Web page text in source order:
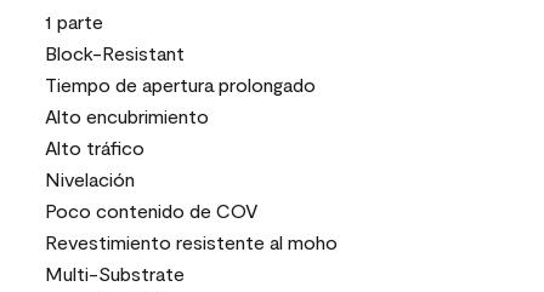
1 parte
Block-Resistant
Tiempo de apertura prolongado
Alto encubrimiento
Alto tráfico
Nivelación
Poco contenido de COV
Revestimiento resistente al moho
Multi-Substrate